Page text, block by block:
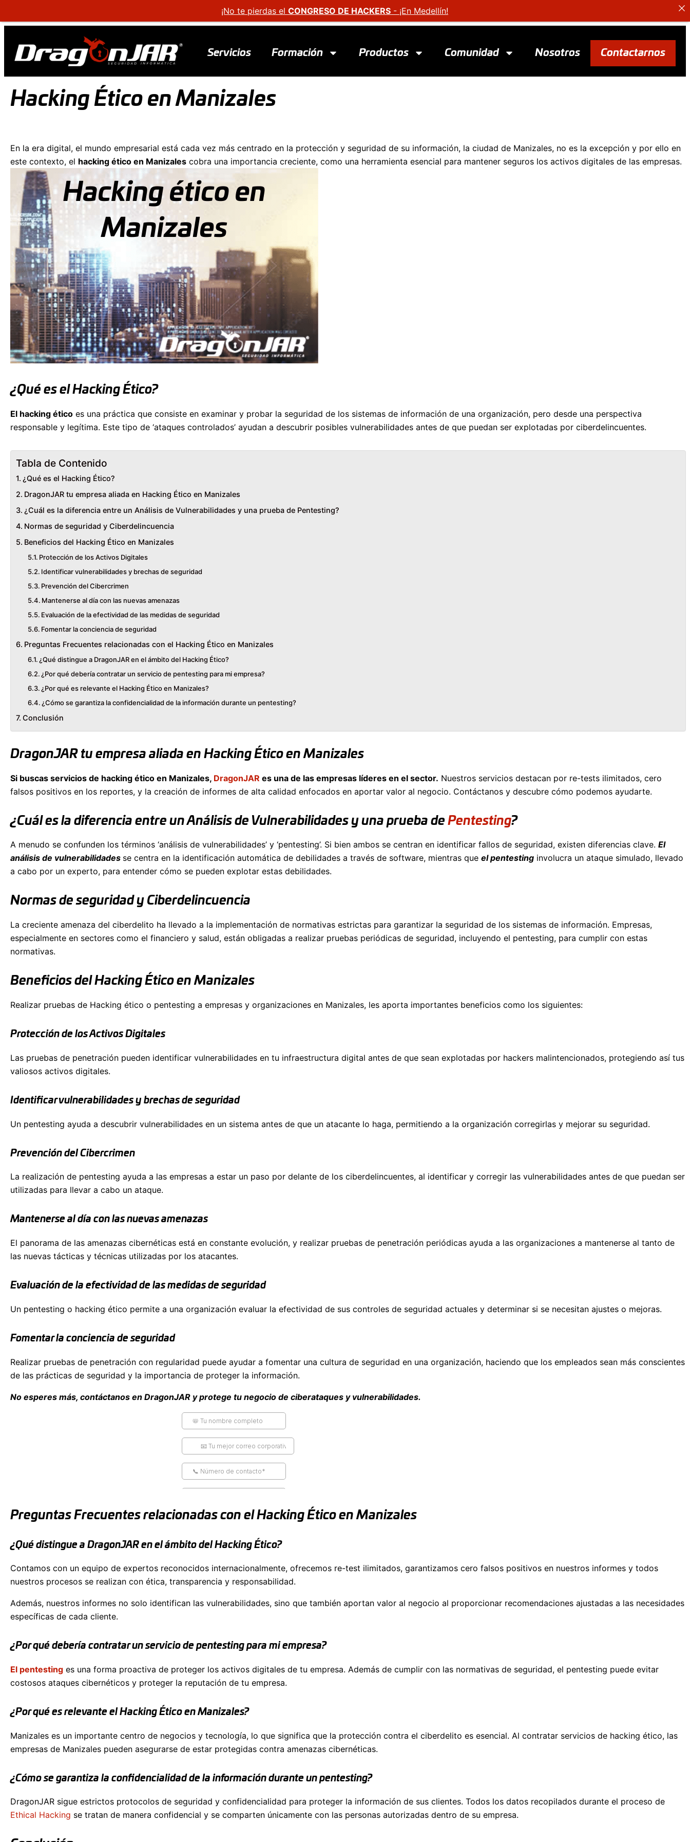
Servicios Formación Productos Comunidad Nosotros Contactarnos
Hacking Ético en Manizales
En la era digital, el mundo empresarial está cada vez más centrado en la protección y seguridad de su información, la ciudad de Manizales, no es la excepción y por ello en
este contexto, el hacking ético en Manizales cobra una importancia creciente, como una herramienta esencial para mantener seguros los activos digitales de las empresas.
¿Qué es el Hacking Ético?
El hacking ético es una práctica que consiste en examinar y probar la seguridad de los sistemas de información de una organización, pero desde una perspectiva
responsable y legítima. Este tipo de ‘ataques controlados’ ayudan a descubrir posibles vulnerabilidades antes de que puedan ser explotadas por ciberdelincuentes.
Tabla de Contenido
¿Qué es el Hacking Ético?
DragonJAR tu empresa aliada en Hacking Ético en Manizales
¿Cuál es la diferencia entre un Análisis de Vulnerabilidades y una prueba de Pentesting?
Normas de seguridad y Ciberdelincuencia
Beneficios del Hacking Ético en Manizales
Protección de los Activos Digitales
Identificar vulnerabilidades y brechas de seguridad
Prevención del Cibercrimen
Mantenerse al día con las nuevas amenazas
Evaluación de la efectividad de las medidas de seguridad
Fomentar la conciencia de seguridad
Preguntas Frecuentes relacionadas con el Hacking Ético en Manizales
¿Qué distingue a DragonJAR en el ámbito del Hacking Ético?
¿Por qué debería contratar un servicio de pentesting para mi empresa?
¿Por qué es relevante el Hacking Ético en Manizales?
¿Cómo se garantiza la confidencialidad de la información durante un pentesting?
Conclusión
DragonJAR tu empresa aliada en Hacking Ético en Manizales
Si buscas servicios de hacking ético en Manizales, DragonJAR es una de las empresas líderes en el sector. Nuestros servicios destacan por re-tests ilimitados, cero
falsos positivos en los reportes, y la creación de informes de alta calidad enfocados en aportar valor al negocio. Contáctanos y descubre cómo podemos ayudarte.
¿Cuál es la diferencia entre un Análisis de Vulnerabilidades y una prueba de Pentesting?
A menudo se confunden los términos ‘análisis de vulnerabilidades’ y ‘pentesting’. Si bien ambos se centran en identificar fallos de seguridad, existen diferencias clave. El
análisis de vulnerabilidades se centra en la identificación automática de debilidades a través de software, mientras que el pentesting involucra un ataque simulado, llevado
a cabo por un experto, para entender cómo se pueden explotar estas debilidades.
Normas de seguridad y Ciberdelincuencia
La creciente amenaza del ciberdelito ha llevado a la implementación de normativas estrictas para garantizar la seguridad de los sistemas de información. Empresas,
especialmente en sectores como el financiero y salud, están obligadas a realizar pruebas periódicas de seguridad, incluyendo el pentesting, para cumplir con estas
normativas.
Beneficios del Hacking Ético en Manizales
Realizar pruebas de Hacking ético o pentesting a empresas y organizaciones en Manizales, les aporta importantes beneficios como los siguientes:
Protección de los Activos Digitales
Las pruebas de penetración pueden identificar vulnerabilidades en tu infraestructura digital antes de que sean explotadas por hackers malintencionados, protegiendo así tus
valiosos activos digitales.
Identificar vulnerabilidades y brechas de seguridad
Un pentesting ayuda a descubrir vulnerabilidades en un sistema antes de que un atacante lo haga, permitiendo a la organización corregirlas y mejorar su seguridad.
Prevención del Cibercrimen
La realización de pentesting ayuda a las empresas a estar un paso por delante de los ciberdelincuentes, al identificar y corregir las vulnerabilidades antes de que puedan ser
utilizadas para llevar a cabo un ataque.
Mantenerse al día con las nuevas amenazas
El panorama de las amenazas cibernéticas está en constante evolución, y realizar pruebas de penetración periódicas ayuda a las organizaciones a mantenerse al tanto de
las nuevas tácticas y técnicas utilizadas por los atacantes.
Evaluación de la efectividad de las medidas de seguridad
Un pentesting o hacking ético permite a una organización evaluar la efectividad de sus controles de seguridad actuales y determinar si se necesitan ajustes o mejoras.
Fomentar la conciencia de seguridad
Realizar pruebas de penetración con regularidad puede ayudar a fomentar una cultura de seguridad en una organización, haciendo que los empleados sean más conscientes
de las prácticas de seguridad y la importancia de proteger la información.
No esperes más, contáctanos en DragonJAR y protege tu negocio de ciberataques y vulnerabilidades.
Preguntas Frecuentes relacionadas con el Hacking Ético en Manizales
¿Qué distingue a DragonJAR en el ámbito del Hacking Ético?
Contamos con un equipo de expertos reconocidos internacionalmente, ofrecemos re-test ilimitados, garantizamos cero falsos positivos en nuestros informes y todos
nuestros procesos se realizan con ética, transparencia y responsabilidad.
Además, nuestros informes no solo identifican las vulnerabilidades, sino que también aportan valor al negocio al proporcionar recomendaciones ajustadas a las necesidades
específicas de cada cliente.
¿Por qué debería contratar un servicio de pentesting para mi empresa?
El pentesting es una forma proactiva de proteger los activos digitales de tu empresa. Además de cumplir con las normativas de seguridad, el pentesting puede evitar
costosos ataques cibernéticos y proteger la reputación de tu empresa.
¿Por qué es relevante el Hacking Ético en Manizales?
Manizales es un importante centro de negocios y tecnología, lo que significa que la protección contra el ciberdelito es esencial. Al contratar servicios de hacking ético, las
empresas de Manizales pueden asegurarse de estar protegidas contra amenazas cibernéticas.
¿Cómo se garantiza la confidencialidad de la información durante un pentesting?
DragonJAR sigue estrictos protocolos de seguridad y confidencialidad para proteger la información de sus clientes. Todos los datos recopilados durante el proceso de
Ethical Hacking se tratan de manera confidencial y se comparten únicamente con las personas autorizadas dentro de su empresa.
¡No te pierdas el CONGRESO DE HACKERS - ¡En Medellín!